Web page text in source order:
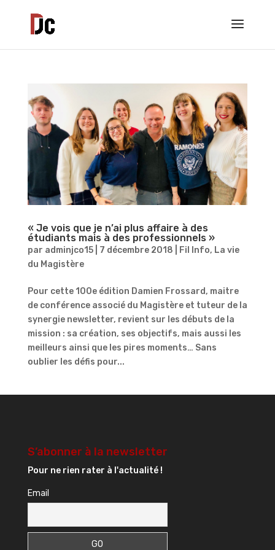
« Je vois que je n’ai plus affaire à des
étudiants mais à des professionnels »
par adminjco15| 7 décembre 2018 Fil Info, La vie
du Magistère
Pour cette 100e édition Damien Frossard, maitre
de conférence associé du Magistère et tuteur de la
synergie newsletter, revient sur les débuts de la
mission : sa création, ses objectifs, mais aussi les
meilleurs ainsi que les pires moments… Sans
oublier les défis pour...
S’abonner à la newsletter
Pour ne rien rater à l'actualité !
Email